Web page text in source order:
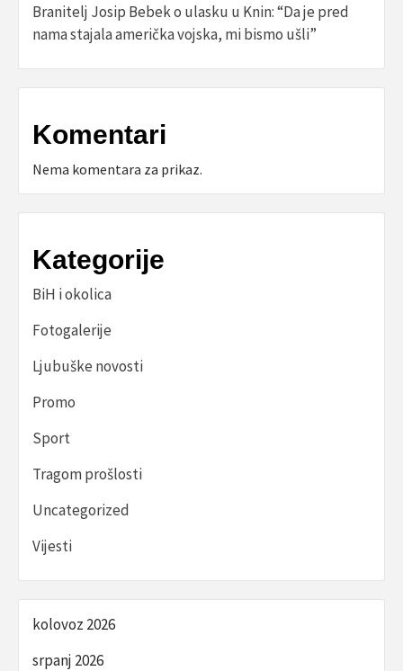
Branitelj Josip Bebek o ulasku u Knin: “Da je pred
nama stajala američka vojska, mi bismo ušli”
Komentari
Nema komentara za prikaz.
Kategorije
BiH i okolica
Fotogalerije
Ljubuške novosti
Promo
Sport
Tragom prošlosti
Uncategorized
Vijesti
kolovoz 2026
srpanj 2026